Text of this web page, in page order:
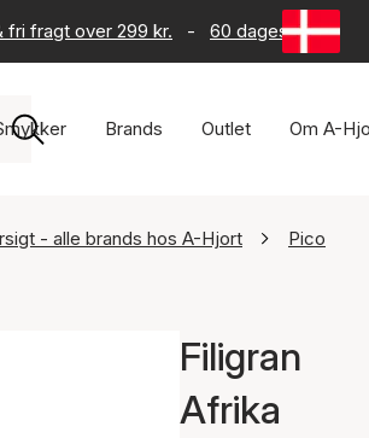
fri fragt over 299 kr. - 60 dages returret
Brands Outlet Om A-
- alle brands hos A-Hjort Pico
Filigran
Afrika